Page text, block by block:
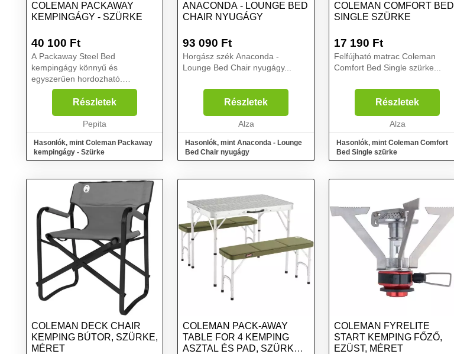
COLEMAN PACKAWAY
KEMPINGÁGY - SZÜRKE
40 100 Ft
A Packaway Steel Bed
kempingágy könnyű és
egyszerűen hordozható.
Kempingbe és kertbe is alkalmas.
A kempingágy teherbírása 136
kg, praktikus szállítótáskával
rendelkezik. Fő
Részletek
Pepita
Hasonlók, mint Coleman Packaway
kempingágy - Szürke
ANACONDA - LOUNGE BED
CHAIR NYUGÁGY
93 090 Ft
Horgász szék Anaconda -
Lounge Bed Chair nyugágy...
Részletek
Alza
Hasonlók, mint Anaconda - Lounge
Bed Chair nyugágy
COLEMAN COMFORT BED
SINGLE SZÜRKE
17 190 Ft
Felfújható matrac Coleman
Comfort Bed Single szürke...
Részletek
Alza
Hasonlók, mint Coleman Comfort
Bed Single szürke
COLEMAN DECK CHAIR
KEMPING BÚTOR, SZÜRKE,
MÉRET
COLEMAN PACK-AWAY
TABLE FOR 4 KEMPING
ASZTAL ÉS PAD, SZÜRKE,
COLEMAN FYRELITE
START KEMPING FŐZŐ,
EZÜST, MÉRET